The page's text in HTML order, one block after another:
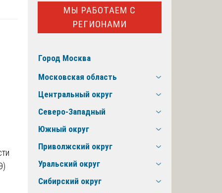
МЫ РАБОТАЕМ С
РЕГИОНАМИ
Город Москва
Московская область
Центральный округ
Северо-Западный
Южный округ
Приволжский округ
Уральский округ
Сибирский округ